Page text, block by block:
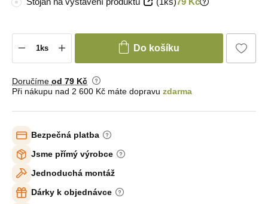
Do košíku
Doručíme od 79 Kč
Při nákupu nad 2 600 Kč máte dopravu zdarma
Bezpečná platba
Jsme přímý výrobce
Jednoduchá montáž
Dárky k objednávce